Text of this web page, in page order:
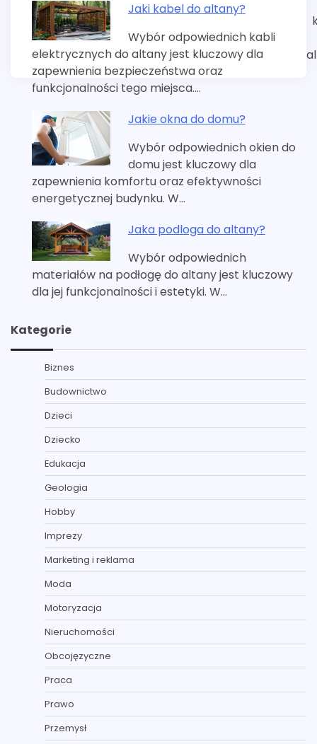
Jaki kabel do altany?
Wybór odpowiednich kabli
elektrycznych do altany jest kluczowy dla
zapewnienia bezpieczeństwa oraz
funkcjonalności tego miejsca.…
Jakie okna do domu?
Wybór odpowiednich okien do
domu jest kluczowy dla
zapewnienia komfortu oraz efektywności
energetycznej budynku. W…
Jaka podloga do altany?
Wybór odpowiednich
materiałów na podłogę do altany jest kluczowy
dla jej funkcjonalności i estetyki. W…
Kategorie
Biznes
Budownictwo
Dzieci
Dziecko
Edukacja
Geologia
Hobby
Imprezy
Marketing i reklama
Moda
Motoryzacja
Nieruchomości
Obcojęzyczne
Praca
Prawo
Przemysł